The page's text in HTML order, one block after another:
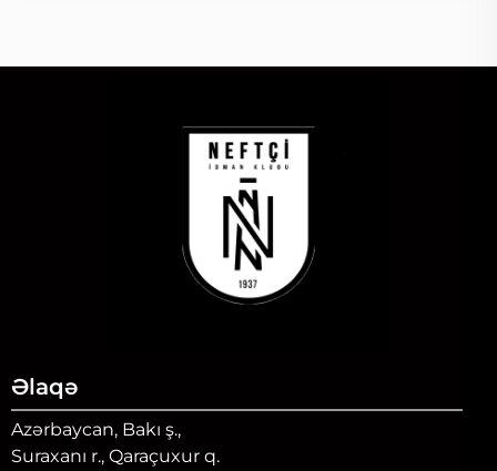
Əlaqə
Azərbaycan, Bakı ş.,
Suraxanı r., Qaraçuxur q.